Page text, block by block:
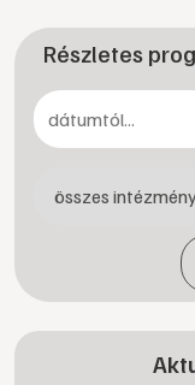
Részletes